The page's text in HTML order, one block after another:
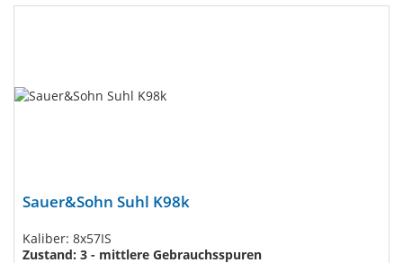
Sauer&Sohn Suhl K98k
Kaliber: 8x57IS
Zustand: 3 - mittlere Gebrauchsspuren